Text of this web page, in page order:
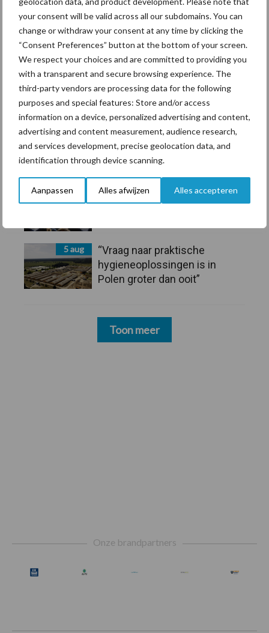
your consent will be valid across all our subdomains. You can
change or withdraw your consent at any time by clicking the
“Consent Preferences” button at the bottom of your screen.
We respect your choices and are committed to providing you
with a transparent and secure browsing experience. The
third-party vendors are processing data for the following
purposes and special features: Store and/or access
information on a device, personalized advertising and content,
advertising and content measurement, audience research,
and services development, precise geolocation data, and
identification through device scanning.
Aanpassen Alles afwijzen Alles accepteren
7 aug
Grondstoffenmarkt blijft grillig:
handel in de greep
De speenhuid: een vaak
onderschatte risicofactor voor
mastitis
6 aug
ForFarmers ziet volume en
marktaandeel groeien in
krimpende Nederlandse markt
6 aug
Tien praktische tips voor een
langere levensduur
5 aug
“Vraag naar praktische
hygieneoplossingen is in
Polen groter dan ooit”
Toon meer
Onze brandpartners